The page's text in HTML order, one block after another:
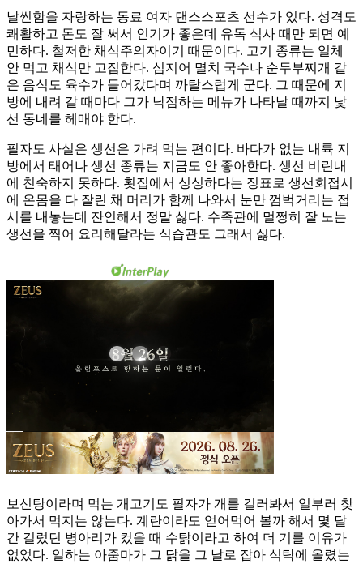
날씬함을 자랑하는 동료 여자 댄스스포츠 선수가 있다. 성격도
쾌활하고 돈도 잘 써서 인기가 좋은데 유독 식사 때만 되면 예
민하다. 철저한 채식주의자이기 때문이다. 고기 종류는 일체
안 먹고 채식만 고집한다. 심지어 멸치 국수나 순두부찌개 같
은 음식도 육수가 들어갔다며 까탈스럽게 군다. 그 때문에 지
방에 내려 갈 때마다 그가 낙점하는 메뉴가 나타날 때까지 낯
선 동네를 헤매야 한다.
필자도 사실은 생선은 가려 먹는 편이다. 바다가 없는 내륙 지
방에서 태어나 생선 종류는 지금도 안 좋아한다. 생선 비린내
에 친숙하지 못하다. 횟집에서 싱싱하다는 징표로 생선회접시
에 온몸을 다 잘린 채 머리가 함께 나와서 눈만 껌벅거리는 접
시를 내놓는데 잔인해서 정말 싫다. 수족관에 멀쩡히 잘 노는
생선을 찍어 요리해달라는 식습관도 그래서 싫다.
보신탕이라며 먹는 개고기도 필자가 개를 길러봐서 일부러 찾
아가서 먹지는 않는다. 계란이라도 얻어먹어 볼까 해서 몇 달
간 길렀던 병아리가 컸을 때 수탉이라고 하여 더 기를 이유가
없었다. 일하는 아줌마가 그 닭을 그 날로 잡아 식탁에 올렸는